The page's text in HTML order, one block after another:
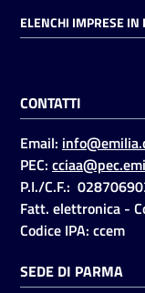
ELENCHI IMPRESE IN
CONTATTI
Email:
PEC:
P.I./C.F.:
Fatt. elettronica -
Codice IPA: ccem
SEDE DI PARMA